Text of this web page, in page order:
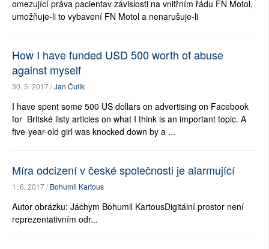
omezující práva pacientav závislosti na vnitřním řádu FN Motol,
umožňuje-li to vybavení FN Motol a nenarušuje-li
How I have funded USD 500 worth of abuse
against myself
30. 5. 2017 /Jan Čulík
I have spent some 500 US dollars on advertising on Facebook
for Britské listy articles on what I think is an important topic. A
five-year-old girl was knocked down by a ...
Míra odcizení v české společnosti je alarmující
1. 6. 2017 /Bohumil Kartous
Autor obrázku: Jáchym Bohumil KartousDigitální prostor není
reprezentativním odr...